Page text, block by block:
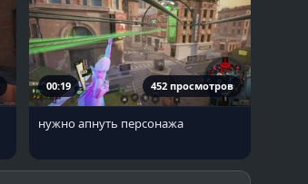
00:19 452 просмотров
нужно апнуть персонажа